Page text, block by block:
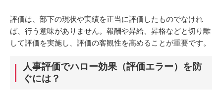
評価は、部下の現状や実績を正当に評価したものでなけれ
ば、行う意味がありません。報酬や昇給、昇格などと切り離
して評価を実施し、評価の客観性を高めることが重要です。
人事評価でハロー効果（評価エラー）を防
ぐには？